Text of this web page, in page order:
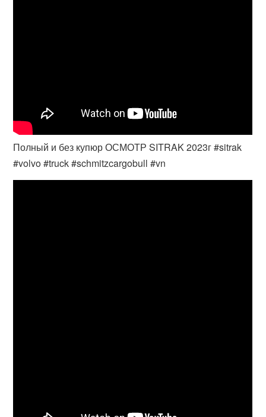
Полный и без купюр ОСМОТР SITRAK 2023г #sitrak
#volvo #truck #schmitzcargobull #vn